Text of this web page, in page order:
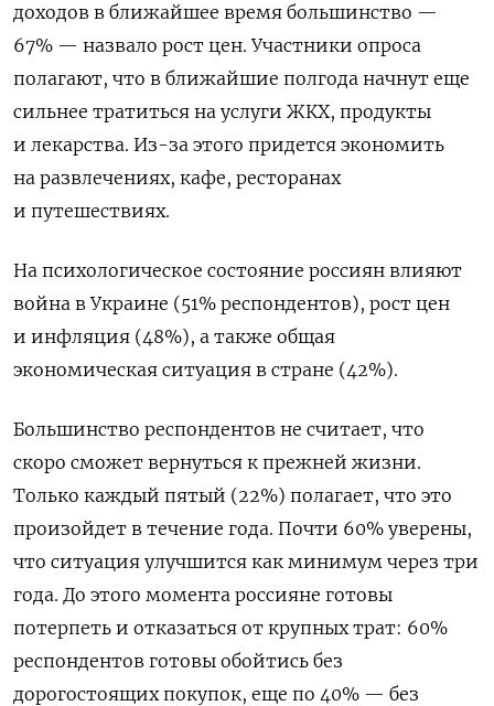
доходов в ближайшее время большинство —
67% — назвало рост цен. Участники опроса
полагают, что в ближайшие полгода начнут еще
сильнее тратиться на услуги ЖКХ, продукты
и лекарства. Из-за этого придется экономить
на развлечениях, кафе, ресторанах
и путешествиях.
На психологическое состояние россиян влияют
война в Украине (51% респондентов), рост цен
и инфляция (48%), а также общая
экономическая ситуация в стране (42%).
Большинство респондентов не считает, что
скоро сможет вернуться к прежней жизни.
Только каждый пятый (22%) полагает, что это
произойдет в течение года. Почти 60% уверены,
что ситуация улучшится как минимум через три
года. До этого момента россияне готовы
потерпеть и отказаться от крупных трат: 60%
респондентов готовы обойтись без
дорогостоящих покупок, еще по 40% — без